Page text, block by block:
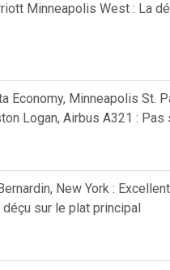
Minneapolis West : La
Economy, Minneapolis St.
Logan, Airbus A321 : Pas
New York :
déçu sur le plat principal